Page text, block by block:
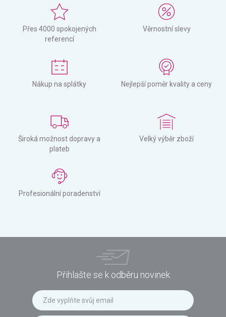
Přes 4000 spokojených
referencí
Věrnostní slevy
Nákup na splátky Nejlepší poměr kvality a ceny
Široká možnost dopravy a
plateb
Velký výběr zboží
Profesionální poradenství
Přihlašte se k odběru novinek